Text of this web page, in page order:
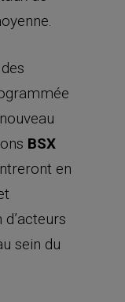
BSX
en
sein du